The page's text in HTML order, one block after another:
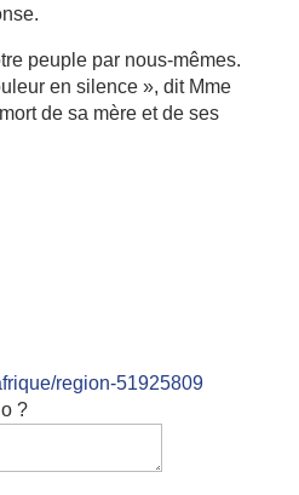
peuple par nous-mêmes.
en silence », dit Mme
de sa mère et de ses
region-51925809
?